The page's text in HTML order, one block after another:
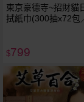
東京豪德寺~招財貓
拭紙巾(300抽x72包
$799